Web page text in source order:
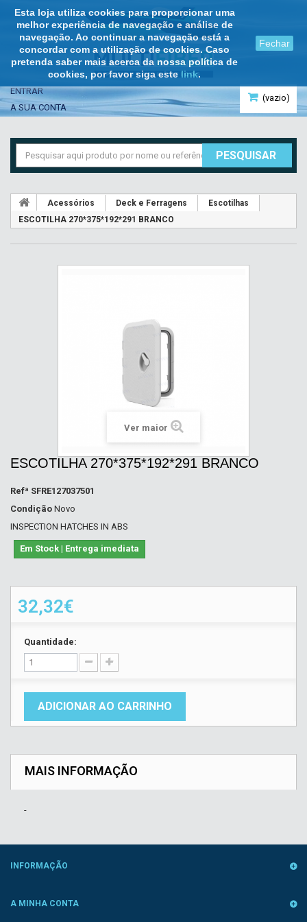
Esta loja utiliza cookies para proporcionar uma
melhor experiência de navegação e análise de
navegação. Ao continuar a navegação está a
concordar com a utilização de cookies. Caso
pretenda saber mais acerca da nossa política de
cookies, por favor siga este link.
Fechar
(vazio)
ENTRAR
A SUA CONTA
PESQUISAR
Acessórios Deck e Ferragens
Escotilhas
ESCOTILHA 270*375*192*291 BRANCO
Ver maior
ESCOTILHA 270*375*192*291 BRANCO
Refª SFRE127037501
Condição Novo
INSPECTION HATCHES IN ABS
Em Stock | Entrega imediata
32,32€
Quantidade:
ADICIONAR AO CARRINHO
MAIS INFORMAÇÃO
-
INFORMAÇÃO
A MINHA CONTA